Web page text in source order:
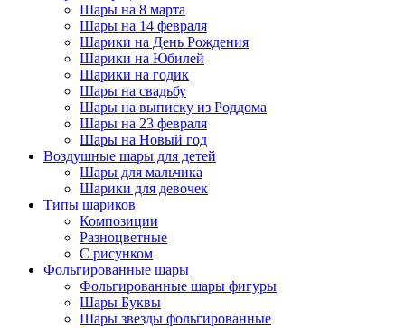
Шары на 8 марта
Шары на 14 февраля
Шарики на День Рождения
Шарики на Юбилей
Шарики на годик
Шары на свадьбу
Шары на выписку из Роддома
Шары на 23 февраля
Шары на Новый год
Воздушные шары для детей
Шары для мальчика
Шарики для девочек
Типы шариков
Композиции
Разноцветные
С рисунком
Фольгированные шары
Фольгированные шары фигуры
Шары Буквы
Шары звезды фольгированные